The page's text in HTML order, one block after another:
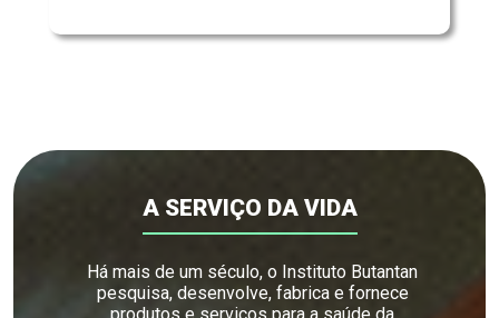
A SERVIÇO DA VIDA
Há mais de um século, o Instituto Butantan
pesquisa, desenvolve, fabrica e fornece